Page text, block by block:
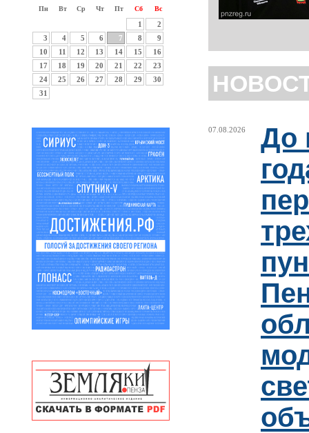
Пн Вт Ср Чт Пт Сб Вс
1
2
3
4 5 6 7 8
9
10
11 12 13 14 15
16
17
18 19 20 21 22
23
24
25 26 27 28 29
30
31
07.08.2026
До